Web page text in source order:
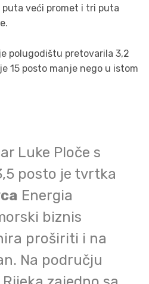
veći promet i tri puta
polugodištu pretovarila 3,2
15 posto manje nego u istom
Luke Ploče s
posto je tvrtka
Energia
biznis
proširiti i na
Na području